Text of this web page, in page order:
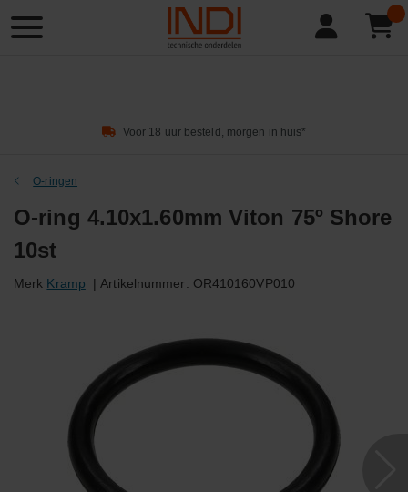
Product
zoeken
Voor 18 uur besteld, morgen in huis*
O-ringen
O-ring 4.10x1.60mm Viton 75º Shore
10st
Merk Kramp | Artikelnummer: OR410160VP010